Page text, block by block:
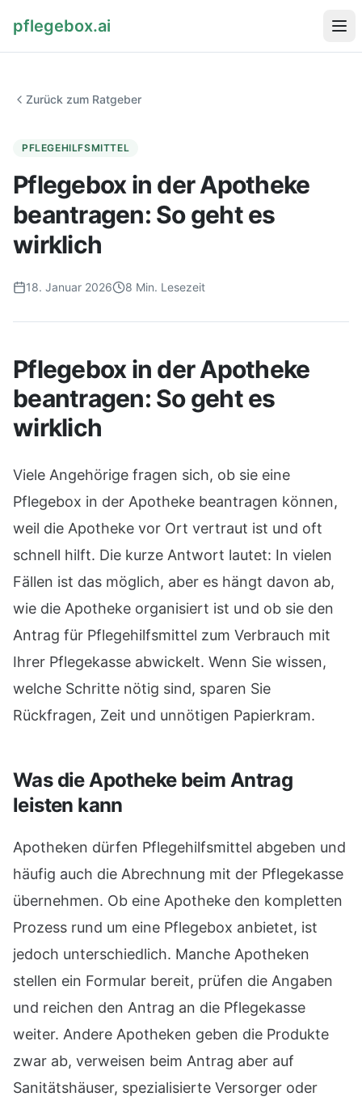
pflegebox.ai
Startseite
Pflegebox kostenlos bestellen
Zurück zum Ratgeber
PFLEGEHILFSMITTEL
Pflegebox in der Apotheke
beantragen: So geht es
wirklich
18. Januar 2026 8 Min. Lesezeit
Pflegebox in der Apotheke
beantragen: So geht es
wirklich
Viele Angehörige fragen sich, ob sie eine
Pflegebox in der Apotheke beantragen können,
weil die Apotheke vor Ort vertraut ist und oft
schnell hilft. Die kurze Antwort lautet: In vielen
Fällen ist das möglich, aber es hängt davon ab,
wie die Apotheke organisiert ist und ob sie den
Antrag für Pflegehilfsmittel zum Verbrauch mit
Ihrer Pflegekasse abwickelt. Wenn Sie wissen,
welche Schritte nötig sind, sparen Sie
Rückfragen, Zeit und unnötigen Papierkram.
Was die Apotheke beim Antrag
leisten kann
Apotheken dürfen Pflegehilfsmittel abgeben und
häufig auch die Abrechnung mit der Pflegekasse
übernehmen. Ob eine Apotheke den kompletten
Prozess rund um eine Pflegebox anbietet, ist
jedoch unterschiedlich. Manche Apotheken
stellen ein Formular bereit, prüfen die Angaben
und reichen den Antrag an die Pflegekasse
weiter. Andere Apotheken geben die Produkte
zwar ab, verweisen beim Antrag aber auf
Sanitätshäuser, spezialisierte Versorger oder